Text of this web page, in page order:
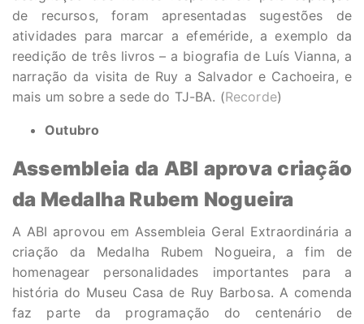
de recursos, foram apresentadas sugestões de
atividades para marcar a efeméride, a exemplo da
reedição de três livros – a biografia de Luís Vianna, a
narração da visita de Ruy a Salvador e Cachoeira, e
mais um sobre a sede do TJ-BA. (Recorde)
Outubro
Assembleia da ABI aprova criação
da Medalha Rubem Nogueira
A ABI aprovou em Assembleia Geral Extraordinária a
criação da Medalha Rubem Nogueira, a fim de
homenagear personalidades importantes para a
história do Museu Casa de Ruy Barbosa. A comenda
faz parte da programação do centenário de